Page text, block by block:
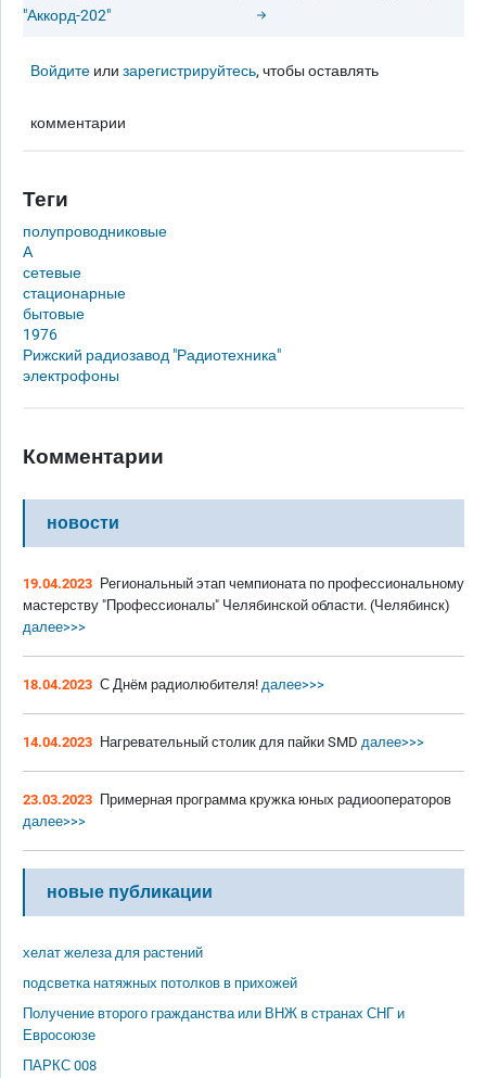
"Аккорд-202"
Войдите илизарегистрируйтесь, чтобы оставлять
комментарии
Теги
полупроводниковые
А
сетевые
стационарные
бытовые
1976
Рижский радиозавод "Радиотехника"
электрофоны
Комментарии
новости
19.04.2023 Региональный этап чемпионата по профессиональному
мастерству "Профессионалы" Челябинской области. (Челябинск)
далее>>>
18.04.2023 С Днём радиолюбителя! далее>>>
14.04.2023 Нагревательный столик для пайки SMD далее>>>
23.03.2023 Примерная программа кружка юных радиооператоров
далее>>>
новые публикации
хелат железа для растений
подсветка натяжных потолков в прихожей
Получение второго гражданства или ВНЖ в странах СНГ и
Евросоюзе
ПАРКС 008